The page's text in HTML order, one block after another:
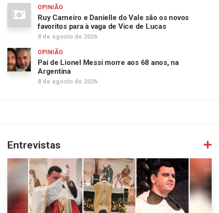
OPINIÃO
Ruy Carneiro e Danielle do Vale são os novos
favoritos para à vaga de Vice de Lucas
8 de agosto de 2026
OPINIÃO
Pai de Lionel Messi morre aos 68 anos, na
Argentina
8 de agosto de 2026
Entrevistas